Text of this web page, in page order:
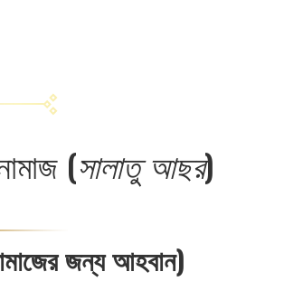
(সালাতু আছর)
জন্য আহবান)